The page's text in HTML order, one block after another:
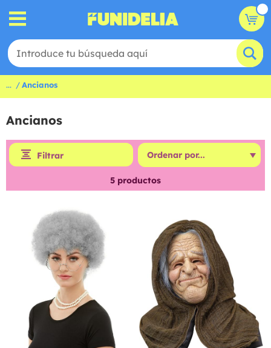
... Ancianos
Ancianos
Filtrar
5 productos